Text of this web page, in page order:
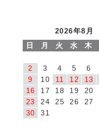
2026年8月
日
月 火 水 木
2
3 4 5 6
9
10 11 12 13
16
17 18 19 20
23
24 25 26 27
30
31